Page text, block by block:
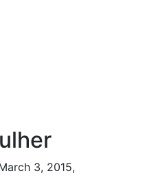
3, 2015,